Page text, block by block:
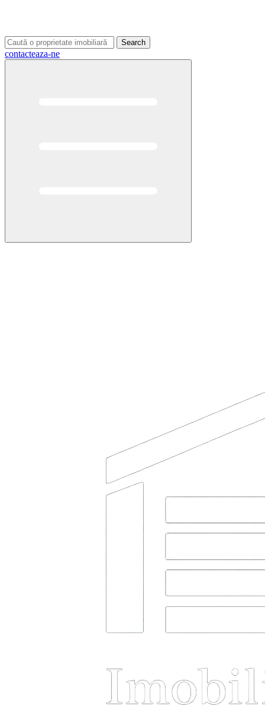
Search
contacteaza-ne